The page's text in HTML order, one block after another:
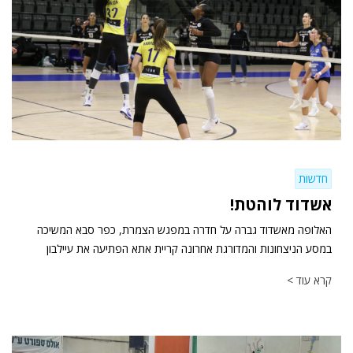
חדשות
אשדוד לוהטת!
האלופה מאשדוד גברה על חדרה במפגש הצמרת, כפר סבא המשיכה
במסע הניצחונות והמדורגת אחרונה קריית אתא הפתיעה את עיילבון
קרא עוד >